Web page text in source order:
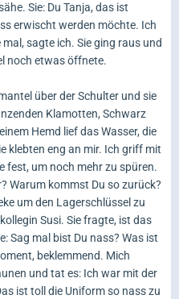
Sie: Du Tanja, das ist
erwischt werden möchte. Ich
sagte ich. Sie ging raus und
noch etwas öffnete.
über der Schulter und sie
Klamotten, Schwarz
Hemd lief das Wasser, die
klebten eng an mir. Ich griff mit
fest, um noch mehr zu spüren.
Warum kommst Du so zurück?
um den Lagerschlüssel zu
Susi. Sie fragte, ist das
Sag mal bist Du nass? Was ist
beklemmend. Mich
und tat es: Ich war mit der
ist toll die Uniform so nass zu